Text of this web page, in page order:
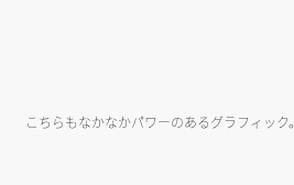
こちらもなかなかパワーのあるグラフィック。